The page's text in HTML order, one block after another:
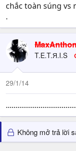
chắc toàn súng vs
.
T.E.T.Я.I.S
29/1/14
Không mở trả lời